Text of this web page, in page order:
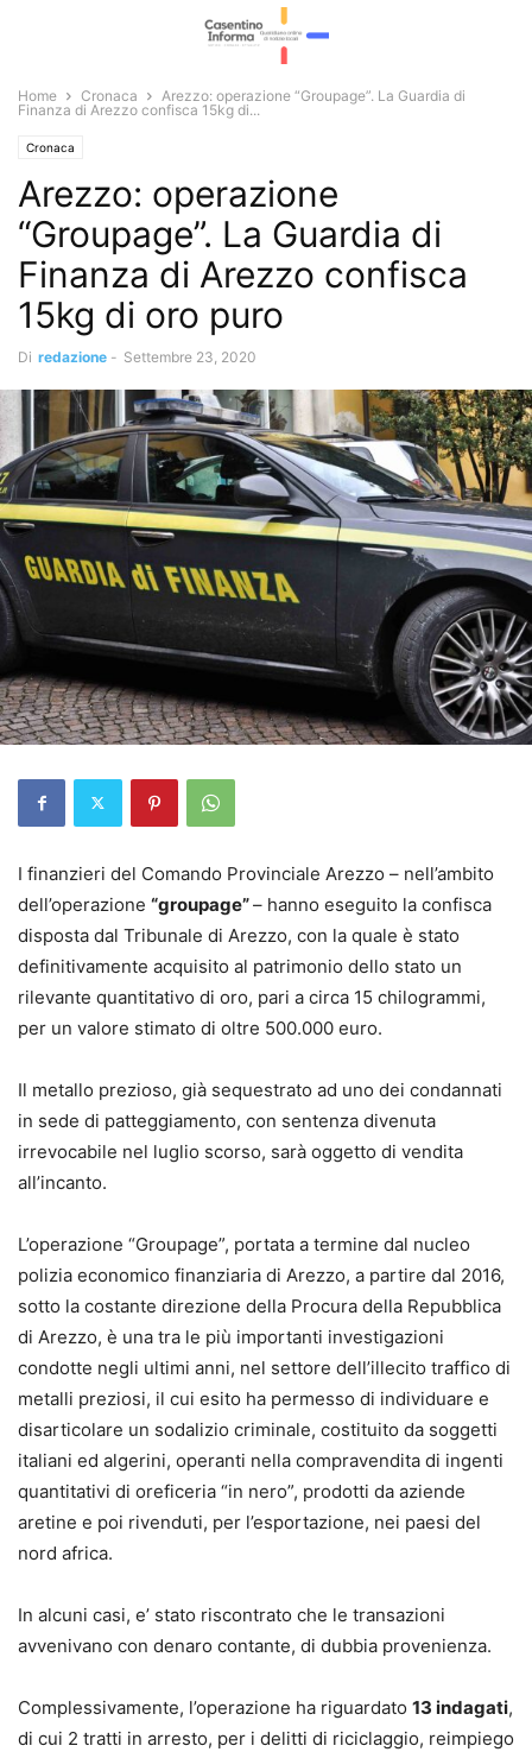
Home Cronaca
Arezzo: operazione “Groupage”. La Guardia di
Finanza di Arezzo confisca 15kg di...
Cronaca
Arezzo: operazione
“Groupage”. La Guardia di
Finanza di Arezzo confisca
15kg di oro puro
Di redazione - Settembre 23, 2020
I finanzieri del Comando Provinciale Arezzo – nell’ambito
dell’operazione “groupage”– hanno eseguito la confisca
disposta dal Tribunale di Arezzo, con la quale è stato
definitivamente acquisito al patrimonio dello stato un
rilevante quantitativo di oro, pari a circa 15 chilogrammi,
per un valore stimato di oltre 500.000 euro.
Il metallo prezioso, già sequestrato ad uno dei condannati
in sede di patteggiamento, con sentenza divenuta
irrevocabile nel luglio scorso, sarà oggetto di vendita
all’incanto.
L’operazione “Groupage”, portata a termine dal nucleo
polizia economico finanziaria di Arezzo, a partire dal 2016,
sotto la costante direzione della Procura della Repubblica
di Arezzo, è una tra le più importanti investigazioni
condotte negli ultimi anni, nel settore dell’illecito traffico di
metalli preziosi, il cui esito ha permesso di individuare e
disarticolare un sodalizio criminale, costituito da soggetti
italiani ed algerini, operanti nella compravendita di ingenti
quantitativi di oreficeria “in nero”, prodotti da aziende
aretine e poi rivenduti, per l’esportazione, nei paesi del
nord africa.
In alcuni casi, e’ stato riscontrato che le transazioni
avvenivano con denaro contante, di dubbia provenienza.
Complessivamente, l’operazione ha riguardato 13 indagati,
di cui 2 tratti in arresto, per i delitti di riciclaggio, reimpiego